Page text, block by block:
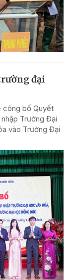
đại
công bố Quyết
Trường Đại
vào Trường Đại